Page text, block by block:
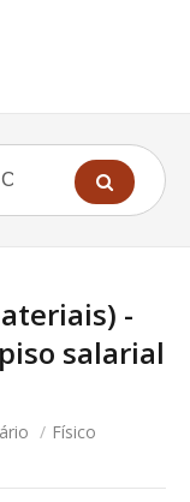
-
salarial
/ Físico